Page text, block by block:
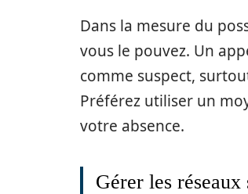
Dans la mesure du
vous le pouvez. Un
comme suspect,
Préférez utiliser un
votre absence.
Gérer les réseaux